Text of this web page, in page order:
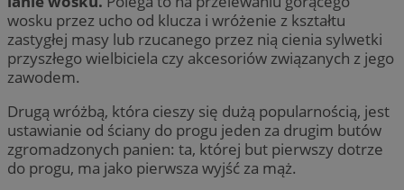
wosku przez ucho od klucza i wróżenie z kształtu
zastygłej masy lub rzucanego przez nią cienia sylwetki
przyszłego wielbiciela czy akcesoriów związanych z jego
zawodem.
Drugą wróżbą, która cieszy się dużą popularnością, jest
ustawianie od ściany do progu jeden za drugim butów
zgromadzonych panien: ta, której but pierwszy dotrze
do progu, ma jako pierwsza wyjść za mąż.